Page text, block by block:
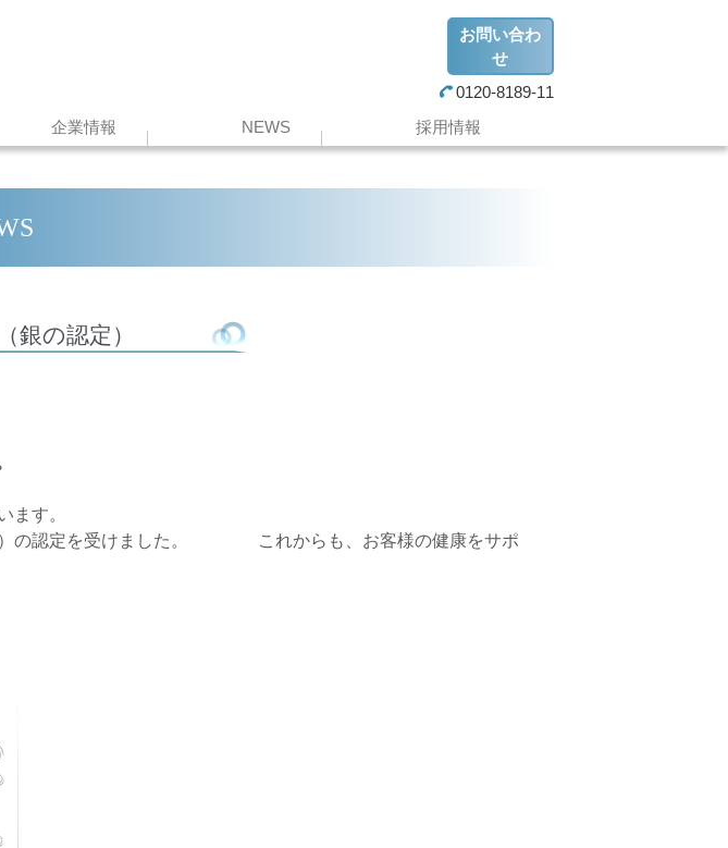
お問い合わ
せ
0120-8189-11
企業情報 NEWS 採用情報
銀の認定）
ます。
）の認定を受けました。 これからも、お客様の健康をサポ